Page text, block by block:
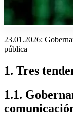
23.01.2026:
pública
1. Tres
1.1.